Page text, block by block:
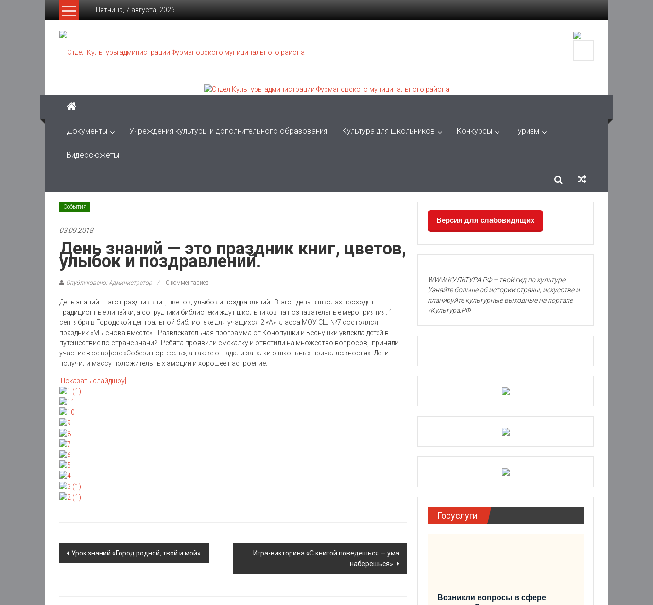
Пятница, 7 августа, 2026
Отдел
Культуры
Фурмановского
муниципального
района
Муниципальное
Документы Учреждения культуры и дополнительного образования Культура для школьников Конкурсы Туризм
Видеосюжеты
События
03.09.2018
День знаний — это праздник книг, цветов,
улыбок и поздравлений.
Опубликовано: Администратор 0 комментариев
День знаний — это праздник книг, цветов, улыбок и поздравлений. В этот день в школах проходят
традиционные линейки, а сотрудники библиотеки ждут школьников на познавательные мероприятия. 1
сентября в Городской центральной библиотеке для учащихся 2 «А» класса МОУ СШ №7 состоялся
праздник «Мы снова вместе». Развлекательная программа от Конопушки и Веснушки увлекла детей в
путешествие по стране знаний. Ребята проявили смекалку и ответили на множество вопросов, приняли
участие в эстафете «Собери портфель», а также отгадали загадки о школьных принадлежностях. Дети
получили массу положительных эмоций и хорошее настроение.
[Показать слайдшоу]
Post
navigation
Урок знаний «Город родной, твой и мой».
Игра-викторина «С книгой поведешься — ума
наберешься».
Версия для слабовидящих
WWW.КУЛЬТУРА.РФ – твой гид по культуре.
Узнайте больше об истории страны, искусстве и
планируйте культурные выходные на портале
«Культура.РФ
Госуслуги
Возникли вопросы в сфере